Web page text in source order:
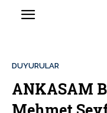
DUYURULAR
ANKASAM